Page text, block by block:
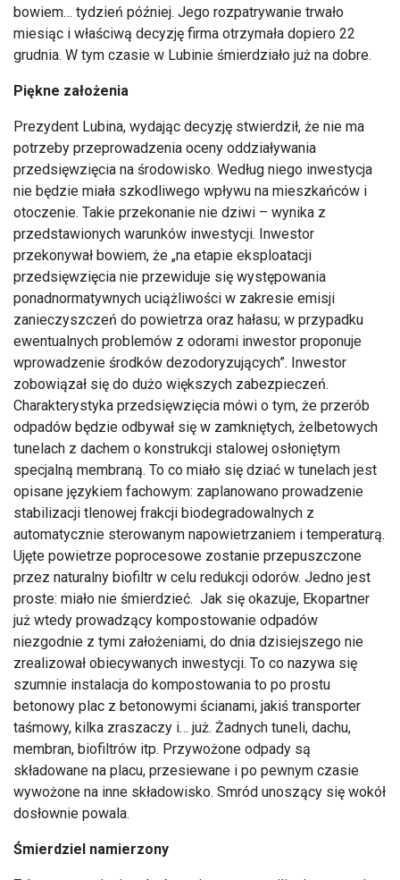
bowiem… tydzień później. Jego rozpatrywanie trwało
miesiąc i właściwą decyzję firma otrzymała dopiero 22
grudnia. W tym czasie w Lubinie śmierdziało już na dobre.
Piękne założenia
Prezydent Lubina, wydając decyzję stwierdził, że nie ma
potrzeby przeprowadzenia oceny oddziaływania
przedsięwzięcia na środowisko. Według niego inwestycja
nie będzie miała szkodliwego wpływu na mieszkańców i
otoczenie. Takie przekonanie nie dziwi – wynika z
przedstawionych warunków inwestycji. Inwestor
przekonywał bowiem, że „na etapie eksploatacji
przedsięwzięcia nie przewiduje się występowania
ponadnormatywnych uciążliwości w zakresie emisji
zanieczyszczeń do powietrza oraz hałasu; w przypadku
ewentualnych problemów z odorami inwestor proponuje
wprowadzenie środków dezodoryzujących”. Inwestor
zobowiązał się do dużo większych zabezpieczeń.
Charakterystyka przedsięwzięcia mówi o tym, że przerób
odpadów będzie odbywał się w zamkniętych, żelbetowych
tunelach z dachem o konstrukcji stalowej osłoniętym
specjalną membraną. To co miało się dziać w tunelach jest
opisane językiem fachowym: zaplanowano prowadzenie
stabilizacji tlenowej frakcji biodegradowalnych z
automatycznie sterowanym napowietrzaniem i temperaturą.
Ujęte powietrze poprocesowe zostanie przepuszczone
przez naturalny biofiltr w celu redukcji odorów. Jedno jest
proste: miało nie śmierdzieć. Jak się okazuje, Ekopartner
już wtedy prowadzący kompostowanie odpadów
niezgodnie z tymi założeniami, do dnia dzisiejszego nie
zrealizował obiecywanych inwestycji. To co nazywa się
szumnie instalacja do kompostowania to po prostu
betonowy plac z betonowymi ścianami, jakiś transporter
taśmowy, kilka zraszaczy i… już. Żadnych tuneli, dachu,
membran, biofiltrów itp. Przywożone odpady są
składowane na placu, przesiewane i po pewnym czasie
wywożone na inne składowisko. Smród unoszący się wokół
dosłownie powala.
Śmierdziel namierzony